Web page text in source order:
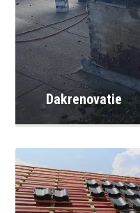
Dakrenovatie